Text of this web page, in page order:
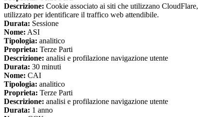
Descrizione: Cookie associato ai siti che utilizzano CloudFlare,
utilizzato per identificare il traffico web attendibile.
Durata: Sessione
Nome: ASI
Tipologia: analitico
Proprieta: Terze Parti
Descrizione: analisi e profilazione navigazione utente
Durata: 30 minuti
Nome: CAI
Tipologia: analitico
Proprieta: Terze Parti
Descrizione: analisi e profilazione navigazione utente
Durata: 1 anno